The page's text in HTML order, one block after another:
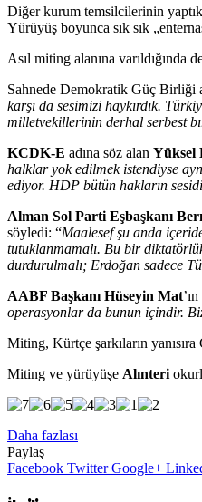
Diğer kurum temsilcilerinin
Yürüyüş boyunca sık sık
Asıl miting alanına
Sahnede Demokratik Güç Birliği
karşı da sesimizi haykırdık.
milletvekillerinin derhal serbest
KCDK-E adına söz alan Yüksel
halklar yok edilmek istendiyse
ediyor. HDP bütün hakların
Alman Sol Parti Eşbaşkanı
söyledi: “Maalesef şu anda
tutuklanmamalı. Bu bir
durdurulmalı; Erdoğan sadece
AABF Başkanı Hüseyin Mat
operasyonlar da bunun içindir.
Miting, Kürtçe şarkıların
Miting ve yürüyüşe Alınteri
Daha fazlası
Paylaş
Facebook Twitter Google+